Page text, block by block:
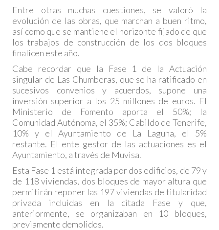
Entre otras muchas cuestiones, se valoró la
evolución de las obras, que marchan a buen ritmo,
así como que se mantiene el horizonte fijado de que
los trabajos de construcción de los dos bloques
finalicen este año.
Cabe recordar que la Fase 1 de la Actuación
singular de Las Chumberas, que se ha ratificado en
sucesivos convenios y acuerdos, supone una
inversión superior a los 25 millones de euros. El
Ministerio de Fomento aporta el 50%; la
Comunidad Autónoma, el 35%; Cabildo de Tenerife,
10% y el Ayuntamiento de La Laguna, el 5%
restante. El ente gestor de las actuaciones es el
Ayuntamiento, a través de Muvisa.
Esta Fase 1 está integrada por dos edificios, de 79 y
de 118 viviendas, dos bloques de mayor altura que
permitirán reponer las 197 viviendas de titularidad
privada incluidas en la citada Fase y que,
anteriormente, se organizaban en 10 bloques,
previamente demolidos.